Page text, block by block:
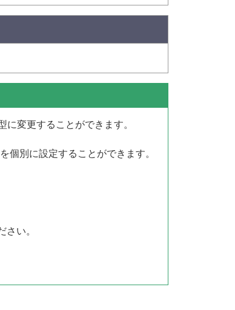
変更することができます。
個別に設定することができます。
い。